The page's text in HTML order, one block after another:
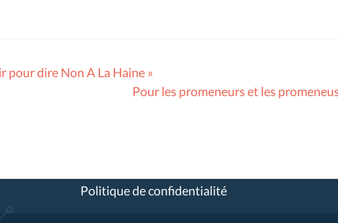
pour dire Non A La Haine »
Pour les promeneurs et les
Politique de confidentialité